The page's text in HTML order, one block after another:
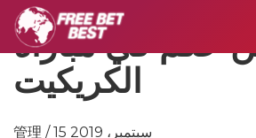
حكم في مباراة
الكريكيت
管理 / 15 سبتمبر، 2019